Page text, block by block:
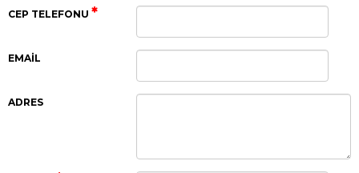
CEP TELEFONU
EMAIL
ADRES